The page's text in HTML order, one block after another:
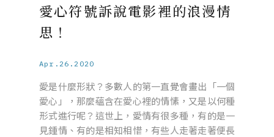
愛心符號訴說電影裡的浪漫情
思！
Apr.26.2020
愛是什麼形狀？多數人的第一直覺會畫出「一個
愛心」，那麼蘊含在愛心裡的情愫，又是以何種
形式進行呢？這世上，愛情有很多種，有的是一
見鍾情、有的是相知相惜，有些人走著走著便長